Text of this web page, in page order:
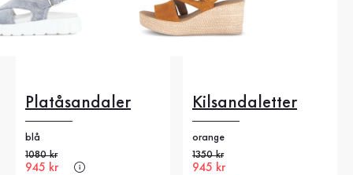
Platåsandaler
blå
Gammalt pris
1080 kr
Nytt pris
945 kr
Kilsandaletter
orange
Gammalt pris
1350 kr
Nytt pris
945 kr